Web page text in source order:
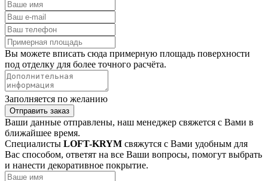
Вы можете вписать сюда примерную площадь поверхности
под отделку для более точного расчёта.
Заполняется по желанию
Отправить заказ
Ваши данные отправлены, наш менеджер свяжется с Вами в
ближайшее время.
Специалисты LOFT-KRYM свяжутся с Вами удобным для
Вас способом, ответят на все Ваши вопросы, помогут выбрать
и нанести декоративное покрытие.